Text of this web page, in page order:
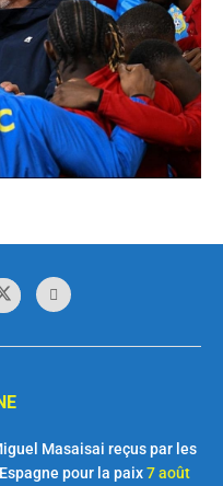
Masaisai reçus par les
pour la paix7 août